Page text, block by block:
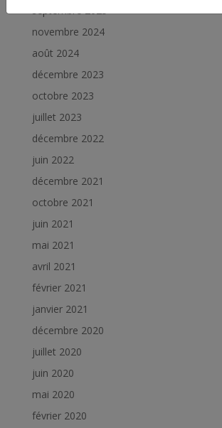
novembre 2024
août 2024
décembre 2023
octobre 2023
juillet 2023
décembre 2022
juin 2022
décembre 2021
octobre 2021
juin 2021
mai 2021
avril 2021
février 2021
janvier 2021
décembre 2020
juillet 2020
juin 2020
mai 2020
février 2020